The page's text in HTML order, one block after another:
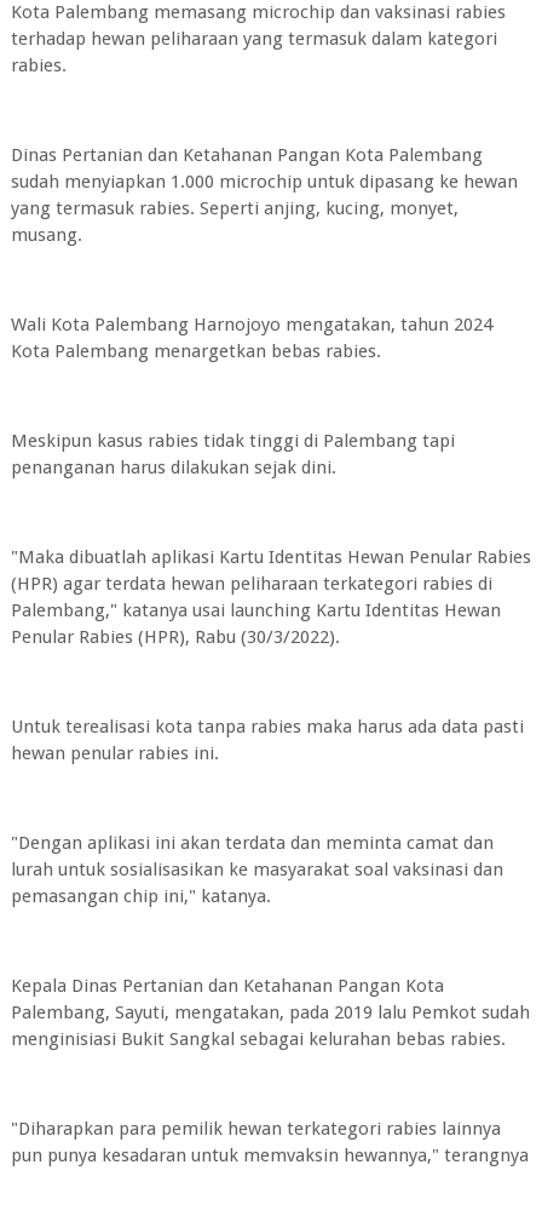
Kota Palembang memasang microchip dan vaksinasi rabies
terhadap hewan peliharaan yang termasuk dalam kategori
rabies.
Dinas Pertanian dan Ketahanan Pangan Kota Palembang
sudah menyiapkan 1.000 microchip untuk dipasang ke hewan
yang termasuk rabies. Seperti anjing, kucing, monyet,
musang.
Wali Kota Palembang Harnojoyo mengatakan, tahun 2024
Kota Palembang menargetkan bebas rabies.
Meskipun kasus rabies tidak tinggi di Palembang tapi
penanganan harus dilakukan sejak dini.
"Maka dibuatlah aplikasi Kartu Identitas Hewan Penular Rabies
(HPR) agar terdata hewan peliharaan terkategori rabies di
Palembang," katanya usai launching Kartu Identitas Hewan
Penular Rabies (HPR), Rabu (30/3/2022).
Untuk terealisasi kota tanpa rabies maka harus ada data pasti
hewan penular rabies ini.
"Dengan aplikasi ini akan terdata dan meminta camat dan
lurah untuk sosialisasikan ke masyarakat soal vaksinasi dan
pemasangan chip ini," katanya.
Kepala Dinas Pertanian dan Ketahanan Pangan Kota
Palembang, Sayuti, mengatakan, pada 2019 lalu Pemkot sudah
menginisiasi Bukit Sangkal sebagai kelurahan bebas rabies.
"Diharapkan para pemilik hewan terkategori rabies lainnya
pun punya kesadaran untuk memvaksin hewannya," terangnya